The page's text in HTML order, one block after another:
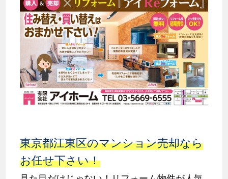
東京都江東区のマンション売却なら
お任せ下さい！